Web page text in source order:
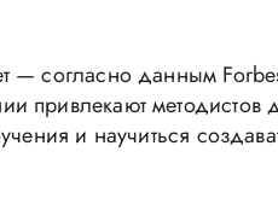
— согласно данным
привлекают
и научиться